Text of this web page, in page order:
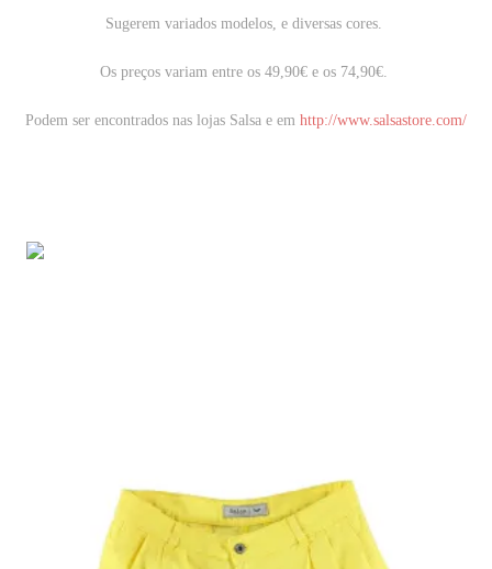
Sugerem variados modelos, e diversas cores.
Os preços variam entre os 49,90€ e os 74,90€.
Podem ser encontrados nas lojas Salsa e em http://www.salsastore.com/